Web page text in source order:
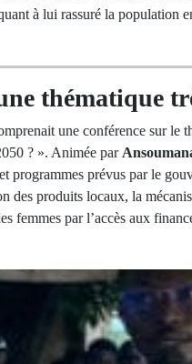
à lui rassuré la population
thématique
une conférence sur le
? ». Animée par
programmes prévus par le
des produits locaux, la
femmes par l’accès aux